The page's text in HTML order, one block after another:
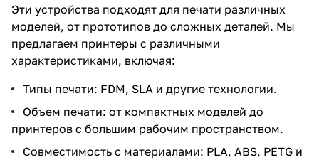
Эти устройства подходят для печати различных
моделей, от прототипов до сложных деталей. Мы
предлагаем принтеры с различными
характеристиками, включая:
Типы печати: FDM, SLA и другие технологии.
Объем печати: от компактных моделей до
принтеров с большим рабочим пространством.
Совместимость с материалами: PLA, ABS, PETG и